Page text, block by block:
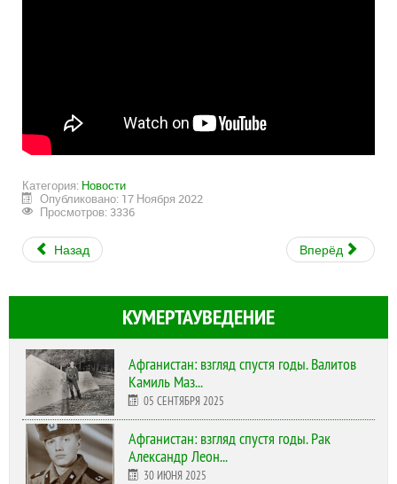
Категория: Новости
Опубликовано: 17 Ноября 2022
Просмотров: 3336
Назад Вперёд
КУМЕРТАУВЕДЕНИЕ
Афганистан: взгляд спустя годы. Валитов
Камиль Маз...
05 СЕНТЯБРЯ 2025
Афганистан: взгляд спустя годы. Рак
Александр Леон...
30 ИЮНЯ 2025